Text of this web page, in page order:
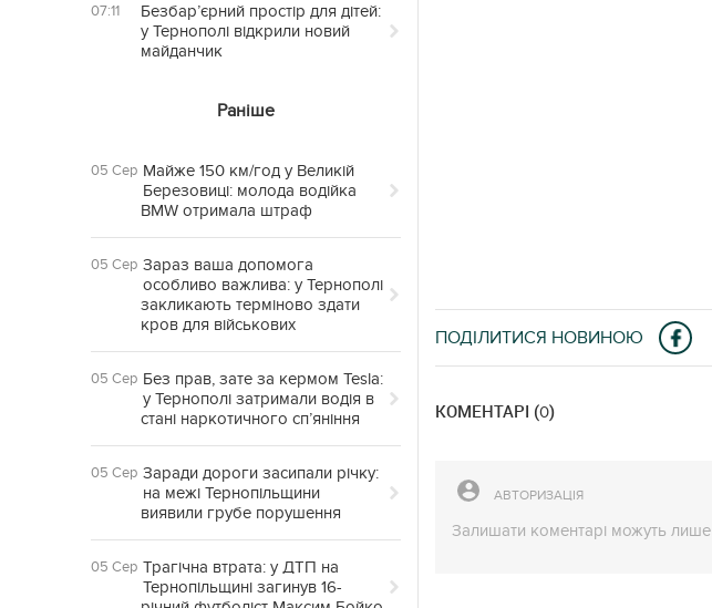
07:11
Безбар’єрний простір для дітей:
у Тернополі відкрили новий
майданчик
Раніше
05 Сер Майже 150 км/год у Великій
Березовиці: молода водійка
BMW отримала штраф
05 Сер Зараз ваша допомога
особливо важлива: у Тернополі
закликають терміново здати
кров для військових
05 Сер Без прав, зате за кермом Tesla:
у Тернополі затримали водія в
стані наркотичного сп’яніння
05 Сер Заради дороги засипали річку:
на межі Тернопільщини
виявили грубе порушення
05 Сер Трагічна втрата: у ДТП на
Тернопільщині загинув 16-
ПОДІЛИТИСЯ НОВИНОЮ
КОМЕНТАРІ (0)
АВТОРИЗАЦІЯ
Залишати коментарі можуть лише